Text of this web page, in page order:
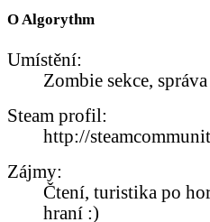
O Algorythm
Umístění:
Zombie sekce,
Steam profil:
http://
Zájmy:
Čtení, turistika po
hraní :)